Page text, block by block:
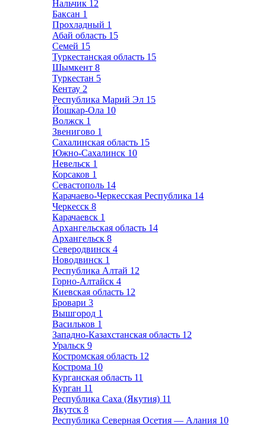
Нальчик 12
Баксан 1
Прохладный 1
Абай область 15
Семей 15
Туркестанская область 15
Шымкент 8
Туркестан 5
Кентау 2
Республика Марий Эл 15
Йошкар-Ола 10
Волжск 1
Звенигово 1
Сахалинская область 15
Южно-Сахалинск 10
Невельск 1
Корсаков 1
Севастополь 14
Карачаево-Черкесская Республика 14
Черкесск 8
Карачаевск 1
Архангельская область 14
Архангельск 8
Северодвинск 4
Новодвинск 1
Республика Алтай 12
Горно-Алтайск 4
Киевская область 12
Бровари 3
Вышгород 1
Васильков 1
Западно-Казахстанская область 12
Уральск 9
Костромская область 12
Кострома 10
Курганская область 11
Курган 11
Республика Саха (Якутия) 11
Якутск 8
Республика Северная Осетия — Алания 10